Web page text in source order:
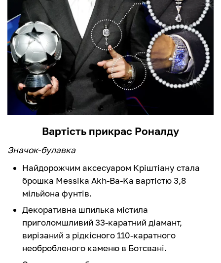
Вартість прикрас Роналду
Значок-булавка
Найдорожчим аксесуаром Кріштіану стала
брошка Messika Akh-Ba-Ka вартістю 3,8
мільйона фунтів.
Декоративна шпилька містила
приголомшливий 33-каратний діамант,
вирізаний з рідкісного 110-каратного
необробленого каменю в Ботсвані.